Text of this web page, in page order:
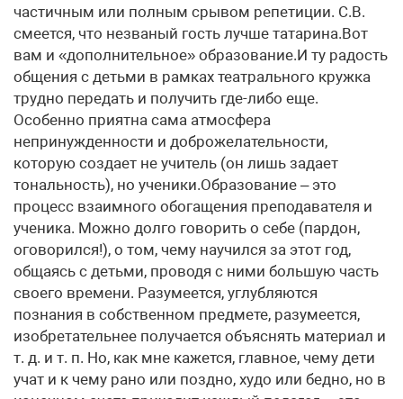
частичным или полным срывом репетиции. С.В.
смеется, что незваный гость лучше татарина.Вот
вам и «дополнительное» образование.И ту радость
общения с детьми в рамках театрального кружка
трудно передать и получить где-либо еще.
Особенно приятна сама атмосфера
непринужденности и доброжелательности,
которую создает не учитель (он лишь задает
тональность), но ученики.Образование – это
процесс взаимного обогащения преподавателя и
ученика. Можно долго говорить о себе (пардон,
оговорился!), о том, чему научился за этот год,
общаясь с детьми, проводя с ними большую часть
своего времени. Разумеется, углубляются
познания в собственном предмете, разумеется,
изобретательнее получается объяснять материал и
т. д. и т. п. Но, как мне кажется, главное, чему дети
учат и к чему рано или поздно, худо или бедно, но в